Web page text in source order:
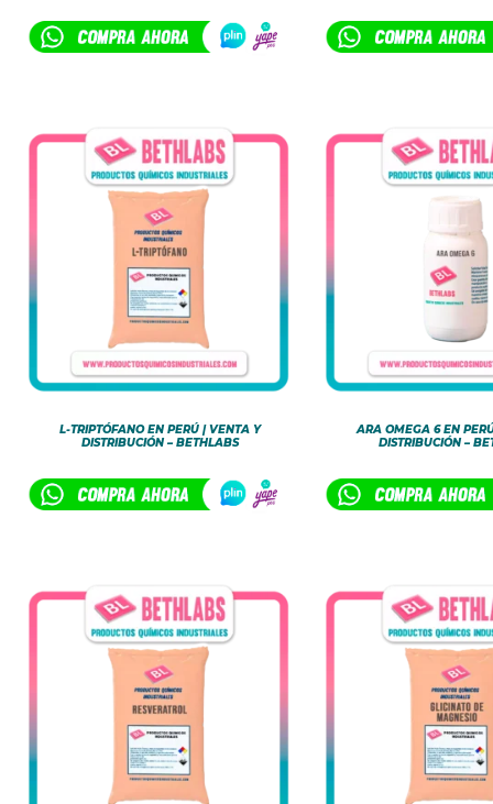
L-TRIPTÓFANO EN PERÚ | VENTA Y
DISTRIBUCIÓN – BETHLABS
ARA OMEGA 6 EN
DISTRIBUCIÓN –